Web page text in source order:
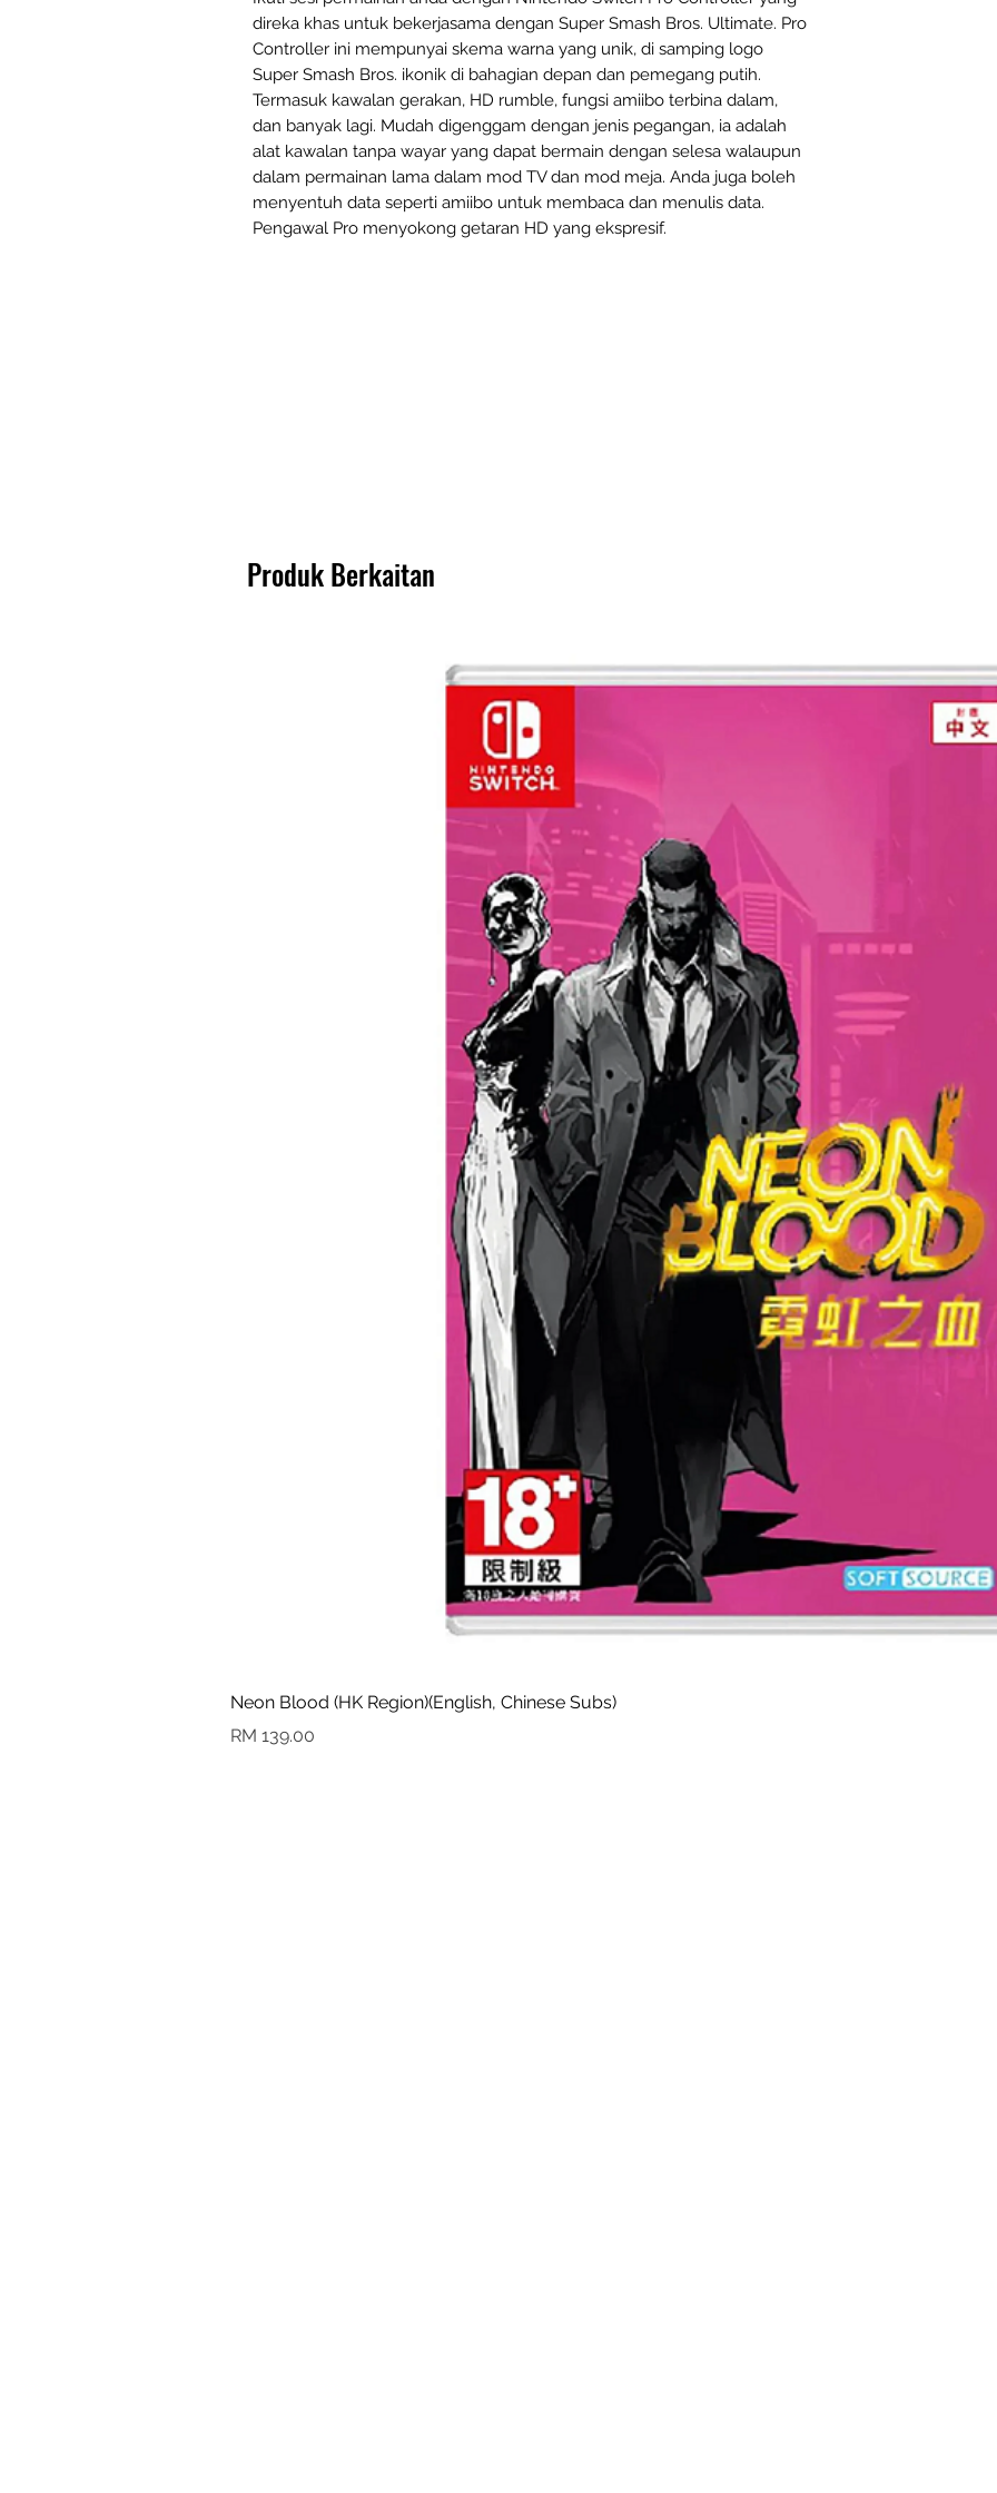
direka khas untuk bekerjasama dengan Super Smash Bros. Ultimate. Pro
Controller ini mempunyai skema warna yang unik, di samping logo
Super Smash Bros. ikonik di bahagian depan dan pemegang putih.
Termasuk kawalan gerakan, HD rumble, fungsi amiibo terbina dalam,
dan banyak lagi. Mudah digenggam dengan jenis pegangan, ia adalah
alat kawalan tanpa wayar yang dapat bermain dengan selesa walaupun
dalam permainan lama dalam mod TV dan mod meja. Anda juga boleh
menyentuh data seperti amiibo untuk membaca dan menulis data.
Pengawal Pro menyokong getaran HD yang ekspresif.
Produk Berkaitan
Neon Blood (HK Region)(English, Chinese Subs)
Harga
RM 139.00